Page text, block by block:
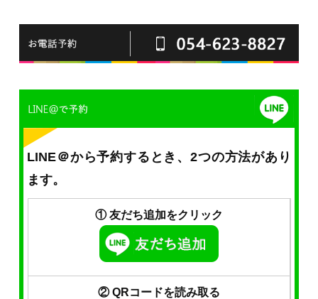
LINE＠から予約するとき、2つの方法があり
ます。
① 友だち追加をクリック
② QRコードを読み取る